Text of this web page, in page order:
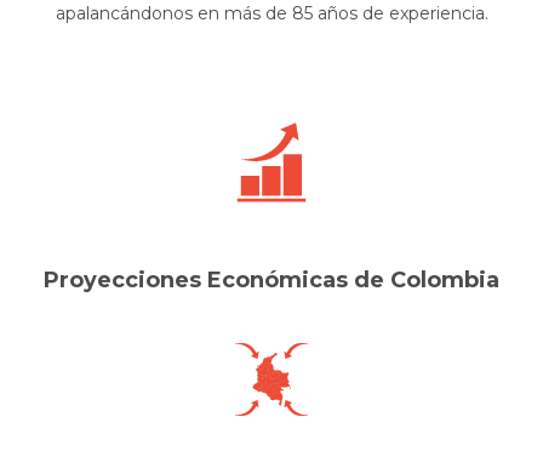
apalancándonos en más de 85 años de experiencia.
Proyecciones Económicas de Colombia